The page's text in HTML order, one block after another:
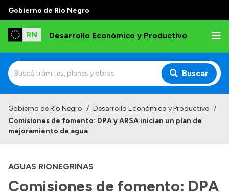
Gobierno de Río Negro
Desarrollo Económico y Productivo
Buscar
Institucional
Autoridades
Delegaciones
Gobierno de Río Negro / Desarrollo Económico y Productivo /
Comisiones de fomento: DPA y ARSA inician un plan de
mejoramiento de agua
AGUAS RIONEGRINAS
Comisiones de fomento: DPA